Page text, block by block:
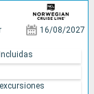
16/08/2027